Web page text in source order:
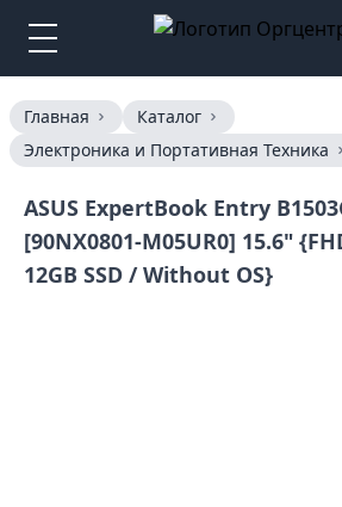
Главная
Каталог
Электроника и Портативная Техника
ASUS ExpertBook Entry
[90NX0801-M05UR0] 15.6"
12GB SSD / Without OS}